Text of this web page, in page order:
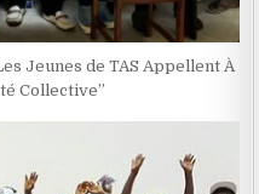
Jeunes de TAS Appellent À
Collective”